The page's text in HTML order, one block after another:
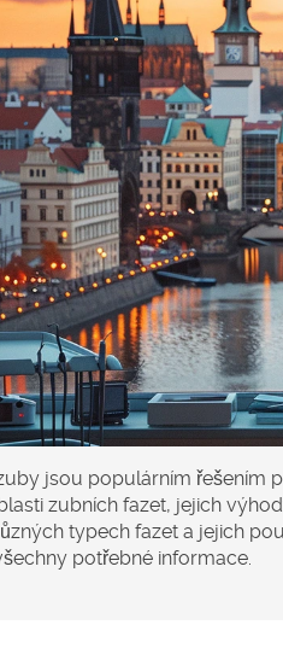
jsou populárním řešením
zubních fazet, jejich
typech fazet a jejich
potřebné informace.